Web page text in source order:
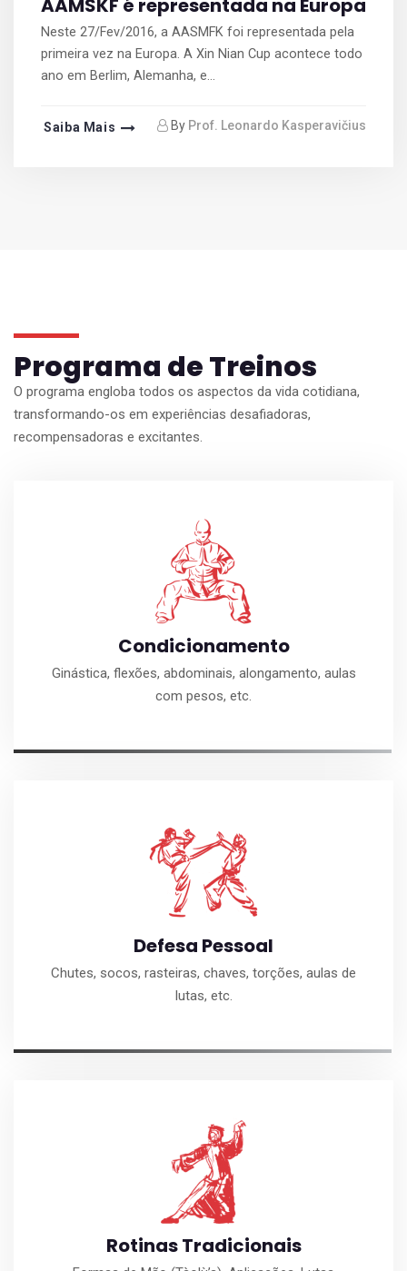
AAMSKF é representada na Europa
Neste 27/Fev/2016, a AASMFK foi representada pela
primeira vez na Europa. A Xin Nian Cup acontece todo
ano em Berlim, Alemanha, e...
Saiba Mais By Prof. Leonardo Kasperavičius
Programa de Treinos
O programa engloba todos os aspectos da vida cotidiana,
transformando-os em experiências desafiadoras,
recompensadoras e excitantes.
Condicionamento
Ginástica, flexões, abdominais, alongamento, aulas
com pesos, etc.
Defesa Pessoal
Chutes, socos, rasteiras, chaves, torções, aulas de
lutas, etc.
Rotinas Tradicionais